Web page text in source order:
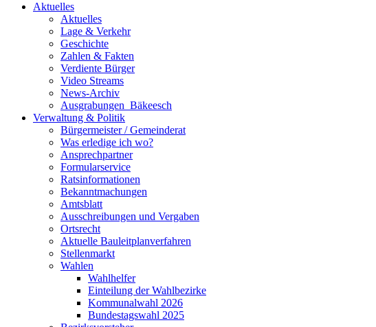
Aktuelles
Aktuelles
Lage & Verkehr
Geschichte
Zahlen & Fakten
Verdiente Bürger
Video Streams
News-Archiv
Ausgrabungen_Bäkeesch
Verwaltung & Politik
Bürgermeister / Gemeinderat
Was erledige ich wo?
Ansprechpartner
Formularservice
Ratsinformationen
Bekanntmachungen
Amtsblatt
Ausschreibungen und Vergaben
Ortsrecht
Aktuelle Bauleitplanverfahren
Stellenmarkt
Wahlen
Wahlhelfer
Einteilung der Wahlbezirke
Kommunalwahl 2026
Bundestagswahl 2025